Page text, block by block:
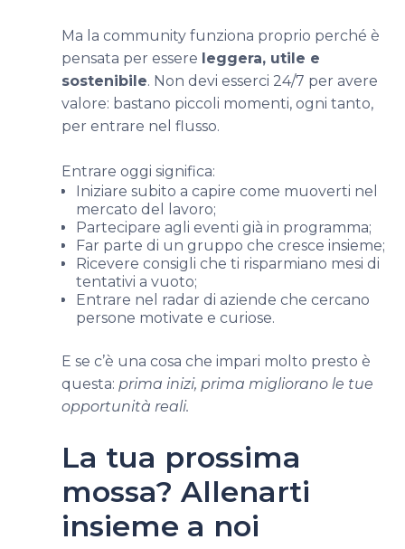
Ma la community funziona proprio perché è
pensata per essere leggera, utile e
sostenibile. Non devi esserci 24/7 per avere
valore: bastano piccoli momenti, ogni tanto,
per entrare nel flusso.
Entrare oggi significa:
Iniziare subito a capire come muoverti nel
mercato del lavoro;
Partecipare agli eventi già in programma;
Far parte di un gruppo che cresce insieme;
Ricevere consigli che ti risparmiano mesi di
tentativi a vuoto;
Entrare nel radar di aziende che cercano
persone motivate e curiose.
E se c’è una cosa che impari molto presto è
questa: prima inizi, prima migliorano le tue
opportunità reali.
La tua prossima
mossa? Allenarti
insieme a noi